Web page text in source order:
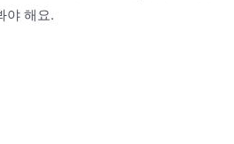
야 해요.